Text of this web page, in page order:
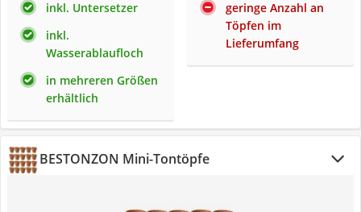
inkl. Untersetzer
inkl.
Wasserablaufloch
in mehreren Größen
erhältlich
geringe Anzahl an
Töpfen im
Lieferumfang
BESTONZON Mini-Tontöpfe